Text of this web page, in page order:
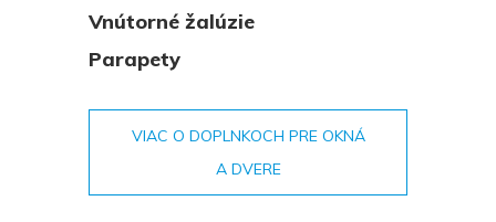
Vnútorné žalúzie
Parapety
VIAC O DOPLNKOCH PRE OKNÁ
A DVERE